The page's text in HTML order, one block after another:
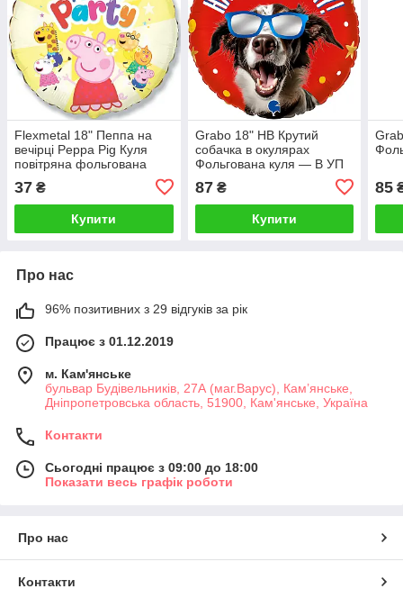
Flexmetal 18" Пеппа на
вечірці Peppa Pig Куля
повітряна фольгована
37 ₴
Купити
Grabo 18" НВ Крутий
собачка в окулярах
Фольгована куля — В УП
87₴
Купити
85
Про нас
96% позитивних з 29 відгуків за рік
Працює з 01.12.2019
м. Кам'янське
бульвар Будівельників, 27А (маг.Варус), Кам’янське,
Дніпропетровська область, 51900, Кам'янське, Україна
Контакти
Сьогодні працює з 09:00 до 18:00
Показати весь графік роботи
Про нас
Контакти